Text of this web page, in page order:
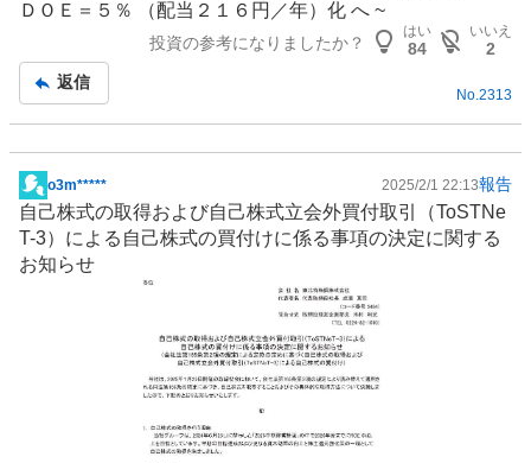
ＤＯＥ＝５％ （配当２１６円／年）化 へ ~
投資の参考になりましたか？
はい
84
いいえ
2
返信
No. 2313
掲
示
板
記
o3m***** 2025/2/1 22:13報告
自己株式の取得および自己株式立会外買付取引（ToSTNe
T-3）による自己株式の買付けに係る事項の決定に関する
お知らせ